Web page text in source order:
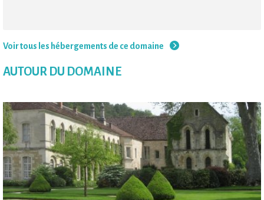
Voir tous les hébergements de ce domaine
AUTOUR DU DOMAINE